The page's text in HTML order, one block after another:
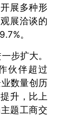
展多种形
展洽谈的
。
步扩大。
伙伴超过
数量创历
升，比上
题工商交